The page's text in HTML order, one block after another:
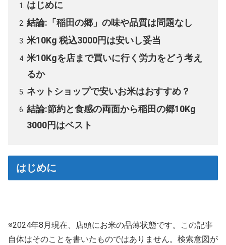
はじめに
結論:「稲田の郷」の味や品質は問題なし
米10Kg 税込3000円は安いし妥当
米10Kgを店まで買いに行く労力をどう考え
るか
ネットショップで安いお米はおすすめ？
結論:節約と食感の両面から稲田の郷10Kg
3000円はベスト
はじめに
※2024年8月現在、店頭にお米の品薄状態です。この記事
自体はそのことを書いたものではありません。検索意図が